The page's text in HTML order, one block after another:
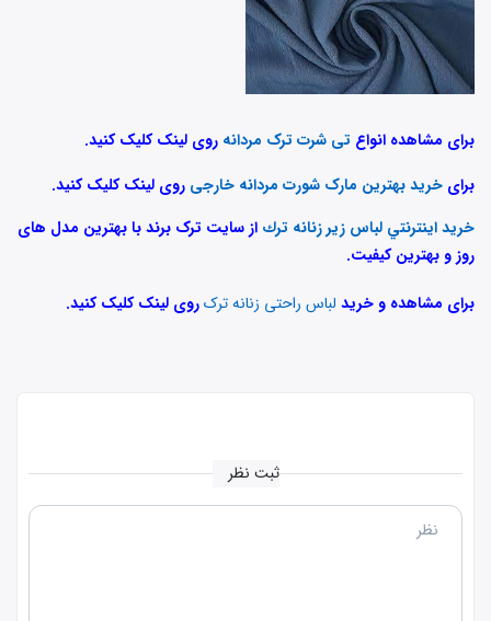
برای مشاهده انواع تی شرت ترک مردانه روی لینک کلیک کنید.
برای خرید بهترین مارک شورت مردانه خارجی روی لینک کلیک کنید.
خريد اينترنتي لباس زير زنانه ترك از سایت ترک برند با بهترین مدل های
روز و بهترین کیفیت.
برای مشاهده و خرید لباس راحتی زنانه ترکروی لینک کلیک کنید.
ثبت نظر